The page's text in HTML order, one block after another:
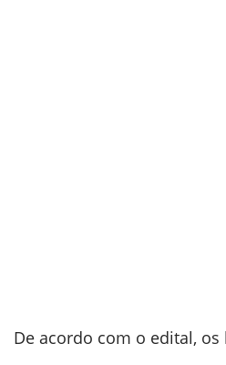
De acordo com o edital, os